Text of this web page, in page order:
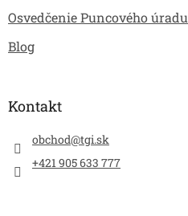
Osvedčenie Puncového úradu
Blog
Kontakt
obchod@tgi.sk
+421 905 633 777